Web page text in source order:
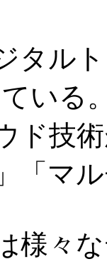
タル
てい
ド技
「マ
様々